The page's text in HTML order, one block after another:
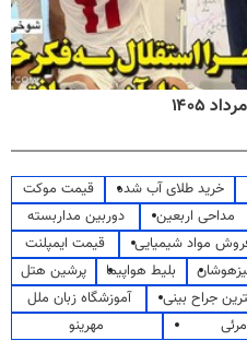
خرید طلای آب شده
قیمت موکت
مداحی اربعین
دوربین مداربسته
مواد شیمیایی
قیمت ایمپلنت
بلیط هواپیما
پرشین هتل
جراح بینی
آموزشگاه زبان ملل
مهرینو